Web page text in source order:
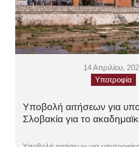
14 Απριλίου,
Υποτροφία
Υποβολή αιτήσεων για
Σλοβακία για το